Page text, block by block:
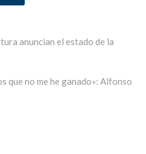
anuncian el estado de la
que no me he ganado»: Alfonso